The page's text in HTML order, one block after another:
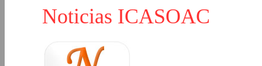
Noticias ICASOAC